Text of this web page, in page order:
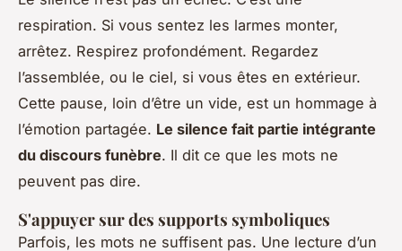
respiration. Si vous sentez les larmes monter,
arrêtez. Respirez profondément. Regardez
l’assemblée, ou le ciel, si vous êtes en extérieur.
Cette pause, loin d’être un vide, est un hommage à
l’émotion partagée. Le silence fait partie intégrante
du discours funèbre. Il dit ce que les mots ne
peuvent pas dire.
S'appuyer sur des supports symboliques
Parfois, les mots ne suffisent pas. Une lecture d’un